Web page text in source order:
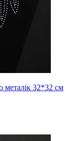
металік 32*32 см